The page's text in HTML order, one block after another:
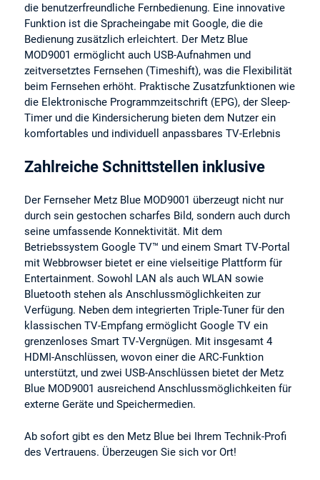
die benutzerfreundliche Fernbedienung. Eine innovative
Funktion ist die Spracheingabe mit Google, die die
Bedienung zusätzlich erleichtert. Der Metz Blue
MOD9001 ermöglicht auch USB-Aufnahmen und
zeitversetztes Fernsehen (Timeshift), was die Flexibilität
beim Fernsehen erhöht. Praktische Zusatzfunktionen wie
die Elektronische Programmzeitschrift (EPG), der Sleep-
Timer und die Kindersicherung bieten dem Nutzer ein
komfortables und individuell anpassbares TV-Erlebnis
Zahlreiche Schnittstellen inklusive
Der Fernseher Metz Blue MOD9001 überzeugt nicht nur
durch sein gestochen scharfes Bild, sondern auch durch
seine umfassende Konnektivität. Mit dem
Betriebssystem Google TV™ und einem Smart TV-Portal
mit Webbrowser bietet er eine vielseitige Plattform für
Entertainment. Sowohl LAN als auch WLAN sowie
Bluetooth stehen als Anschlussmöglichkeiten zur
Verfügung. Neben dem integrierten Triple-Tuner für den
klassischen TV-Empfang ermöglicht Google TV ein
grenzenloses Smart TV-Vergnügen. Mit insgesamt 4
HDMI-Anschlüssen, wovon einer die ARC-Funktion
unterstützt, und zwei USB-Anschlüssen bietet der Metz
Blue MOD9001 ausreichend Anschlussmöglichkeiten für
externe Geräte und Speichermedien.
Ab sofort gibt es den Metz Blue bei Ihrem Technik-Profi
des Vertrauens. Überzeugen Sie sich vor Ort!